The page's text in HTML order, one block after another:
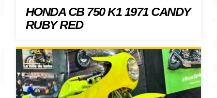
HONDA CB 750 K1 1971 CANDY
RUBY RED